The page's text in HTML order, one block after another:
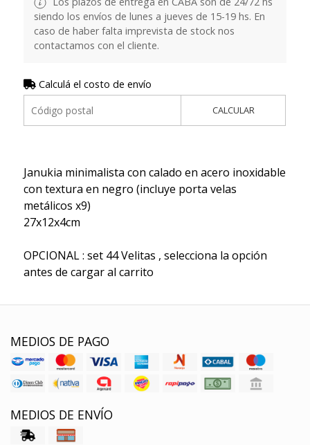
siendo los envíos de lunes a jueves de 15-19 hs. En
caso de haber falta imprevista de stock nos
contactamos con el cliente.
Calculá el costo de envío
CALCULAR
Janukia minimalista con calado en acero inoxidable
con textura en negro (incluye porta velas
metálicos x9)
27x12x4cm
OPCIONAL : set 44 Velitas , selecciona la opción
antes de cargar al carrito
MEDIOS DE PAGO
MEDIOS DE ENVÍO